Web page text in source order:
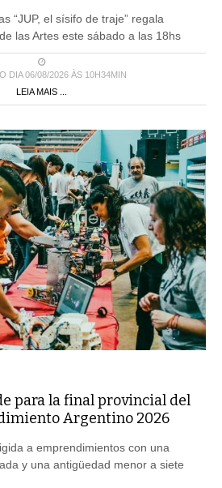
“JUP, el sísifo de traje” regala
las Artes este sábado a las 18hs
DIA 06/08/2026 ÀS 10H34MIN
LEIA MAIS ...
para la final provincial del
Argentino 2026
a emprendimientos con una
y una antigüedad menor a siete